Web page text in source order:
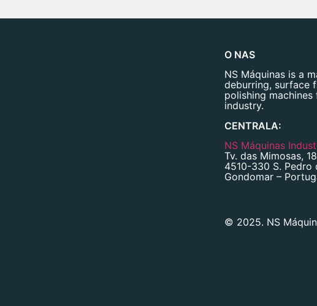
O NAS
NS Máquinas is a
deburring, surface
polishing
industry.
CENTRALA:
NS Máquinas
Tv. das Mimosas,
4510-330 S. Pedro
Gondomar –
© 2025. NS